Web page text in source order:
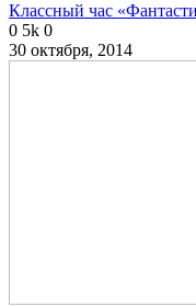
Классный час
0 5k 0
30 октября, 2014